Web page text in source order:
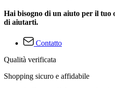
Hai bisogno di un aiuto per il tuo
di aiutarti.
Contatto
Qualità verificata
Shopping sicuro e affidabile